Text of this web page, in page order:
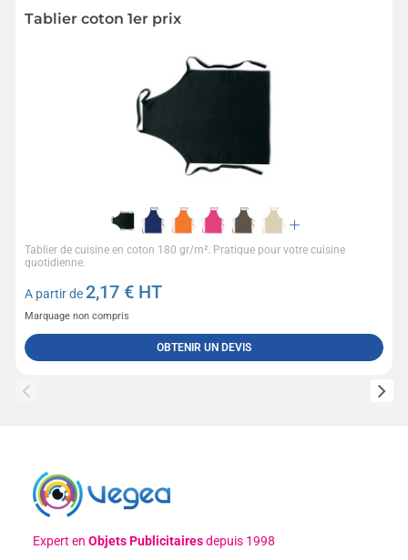
Tablier coton 1er prix
Tablier de cuisine en coton 180 gr/m². Pratique pour votre cuisine
quotidienne.
A partir de2,17 € HT
Marquage non compris
OBTENIR UN DEVIS
Expert enObjets Publicitairesdepuis 1998